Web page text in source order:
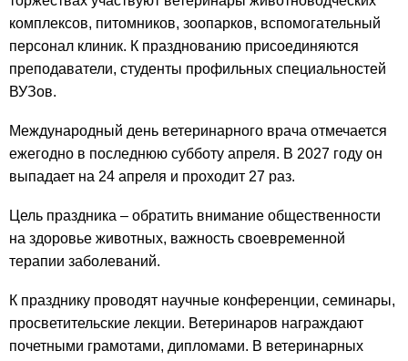
комплексов, питомников, зоопарков, вспомогательный
персонал клиник. К празднованию присоединяются
преподаватели, студенты профильных специальностей
ВУЗов.
Международный день ветеринарного врача отмечается
ежегодно в последнюю субботу апреля. В 2027 году он
выпадает на 24 апреля и проходит 27 раз.
Цель праздника – обратить внимание общественности
на здоровье животных, важность своевременной
терапии заболеваний.
К празднику проводят научные конференции, семинары,
просветительские лекции. Ветеринаров награждают
почетными грамотами, дипломами. В ветеринарных